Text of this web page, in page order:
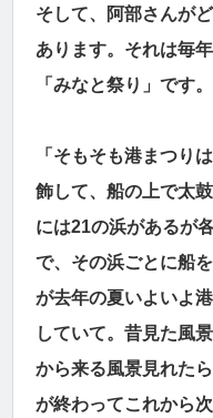
そして、阿部さんが
あります。それは毎
「みなと祭り」です。
「そもそも港まつり
飾して、船の上で太
には21の浜があるが
で、その浜ごとに船
が去年の夏いよいよ
していて。昔見た風
から来る風景見れた
が終わってこれから